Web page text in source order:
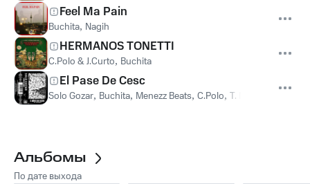
Feel Ma Pain
Buchita, Nagih
HERMANOS TONETTI
C.Polo & J.Curto, Buchita
El Pase De Cesc
Solo Gozar, Buchita, Menezz Beats, C.Polo, T. Niño
Альбомы
По дате выхода